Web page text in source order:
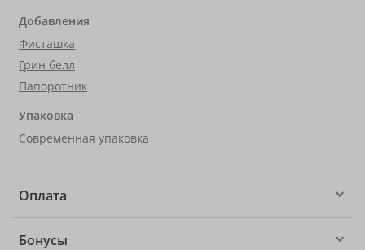
Добавления
Фисташка
Грин белл
Папоротник
Упаковка
Современная упаковка
Оплата
Бонусы